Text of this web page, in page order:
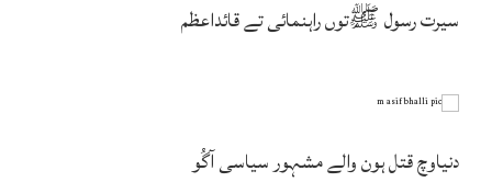
سیرت رسول ﷺتوں راہنمائی تے قائداعظم
دنیاوچ قتل ہون والے مشہور سیاسی آگُو